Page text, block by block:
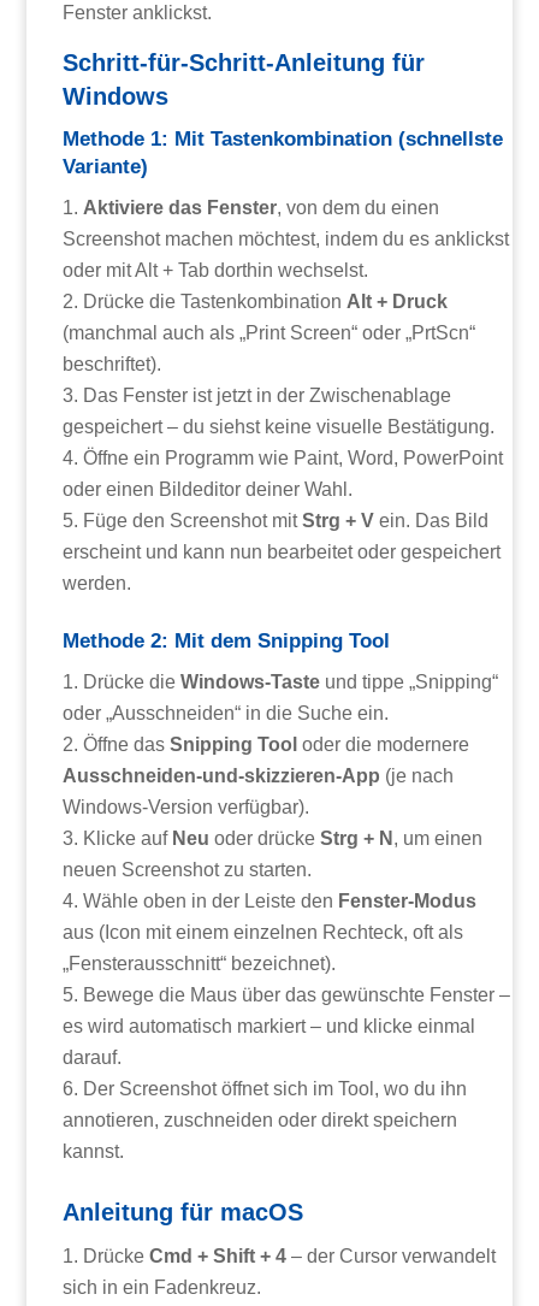
Fenster anklickst.
Schritt-für-Schritt-Anleitung für
Windows
Methode 1: Mit Tastenkombination (schnellste
Variante)
Aktiviere das Fenster, von dem du einen
Screenshot machen möchtest, indem du es anklickst
oder mit Alt + Tab dorthin wechselst.
Drücke die Tastenkombination Alt + Druck
(manchmal auch als „Print Screen“ oder „PrtScn“
beschriftet).
Das Fenster ist jetzt in der Zwischenablage
gespeichert – du siehst keine visuelle Bestätigung.
Öffne ein Programm wie Paint, Word, PowerPoint
oder einen Bildeditor deiner Wahl.
Füge den Screenshot mitStrg + V ein. Das Bild
erscheint und kann nun bearbeitet oder gespeichert
werden.
Methode 2: Mit dem Snipping Tool
Drücke dieWindows-Taste und tippe „Snipping“
oder „Ausschneiden“ in die Suche ein.
Öffne dasSnipping Tool oder die modernere
Ausschneiden-und-skizzieren-App (je nach
Windows-Version verfügbar).
Klicke auf Neu oder drückeStrg + N , um einen
neuen Screenshot zu starten.
Wähle oben in der Leiste den Fenster-Modus
aus (Icon mit einem einzelnen Rechteck, oft als
„Fensterausschnitt“ bezeichnet).
Bewege die Maus über das gewünschte Fenster –
es wird automatisch markiert – und klicke einmal
darauf.
Der Screenshot öffnet sich im Tool, wo du ihn
annotieren, zuschneiden oder direkt speichern
kannst.
Anleitung für macOS
DrückeCmd + Shift + 4 – der Cursor verwandelt
sich in ein Fadenkreuz.